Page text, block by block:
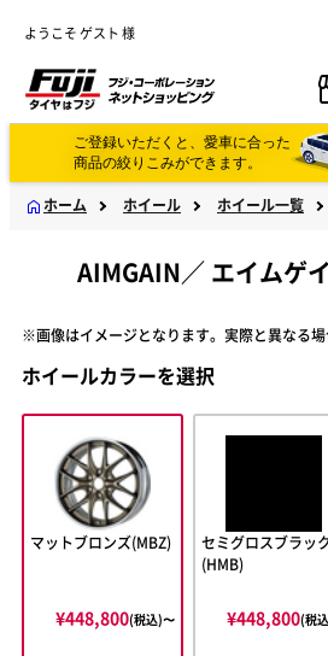
ようこそ ゲスト 様
ご登録いただくと、愛車に合った
商品の絞りこみができます。
ホーム ホイール ホイール一覧
AIMGAIN／ エイムゲ
※画像はイメージとなります。実際と異なる場
ホイールカラーを選択
マットブロンズ(MBZ)
¥448,800(税込)〜
セミグロスブラッ
(HMB)
¥448,800(税